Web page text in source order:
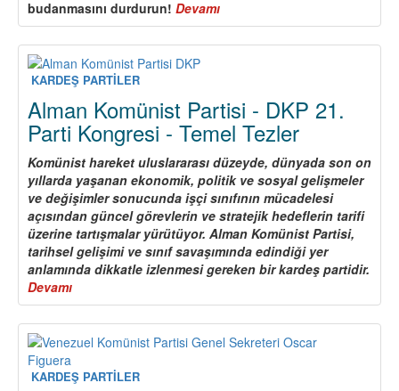
budanmasını durdurun! Devamı
Alman
Komünist
ACİL
PROGRAMI
KARDEŞ PARTİLER
Alman Komünist Partisi - DKP 21.
Parti Kongresi - Temel Tezler
Komünist hareket uluslararası düzeyde, dünyada son on
yıllarda yaşanan ekonomik, politik ve sosyal gelişmeler
ve değişimler sonucunda işçi sınıfının mücadelesi
açısından güncel görevlerin ve stratejik hedeflerin tarifi
üzerine tartışmalar yürütüyor. Alman Komünist Partisi,
tarihsel gelişimi ve sınıf savaşımında edindiği yer
anlamında dikkatle izlenmesi gereken bir kardeş partidir.
Devamı
Alman
Komünist
Partisi
DKP
KARDEŞ PARTİLER